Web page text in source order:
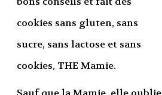
cookies sans gluten, sans
sucre, sans lactose et sans
cookies, THE Mamie.